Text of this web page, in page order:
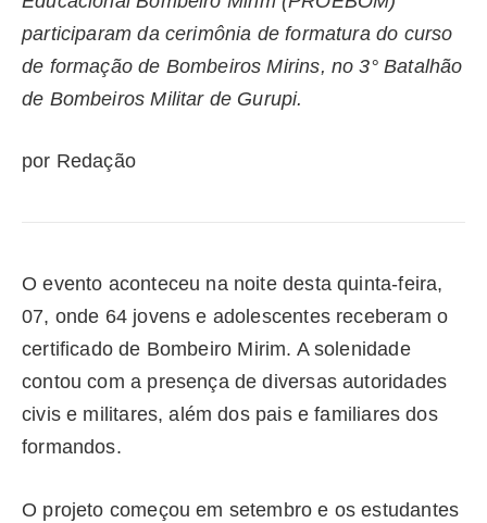
participaram da cerimônia de formatura do curso
de formação de Bombeiros Mirins, no 3° Batalhão
de Bombeiros Militar de Gurupi.
por Redação
O evento aconteceu na noite desta quinta-feira,
07, onde 64 jovens e adolescentes receberam o
certificado de Bombeiro Mirim. A solenidade
contou com a presença de diversas autoridades
civis e militares, além dos pais e familiares dos
formandos.
O projeto começou em setembro e os estudantes